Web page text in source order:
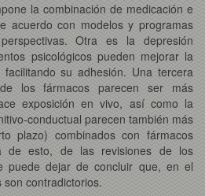
la combinación de medicación e
acuerdo con modelos y programas
Otra es la depresión
psicológicos pueden mejorar la
su adhesión. Una tercera
los fármacos parecen ser más
exposición en vivo, así como la
conductual parecen también más
plazo) combinados con fármacos
de esto, de las revisiones de los
puede dejar de concluir que, en el
contradictorios.